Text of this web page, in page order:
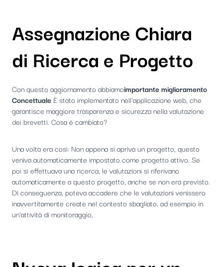
Assegnazione Chiara
di Ricerca e Progetto
Con questo aggiornamento abbiamoimportante miglioramento
Concettuale È stato implementato nell'applicazione web, che
garantisce maggiore trasparenza e sicurezza nella valutazione
dei brevetti. Cosa è cambiato?
Una volta era così: Non appena si apriva un progetto, questo
veniva automaticamente impostato come progetto attivo. Se
poi si effettuava una ricerca, le valutazioni si riferivano
automaticamente a questo progetto, anche se non era previsto.
Di conseguenza, poteva accadere che le valutazioni venissero
inavvertitamente create nel contesto sbagliato, ad esempio in
un'attività di monitoraggio,